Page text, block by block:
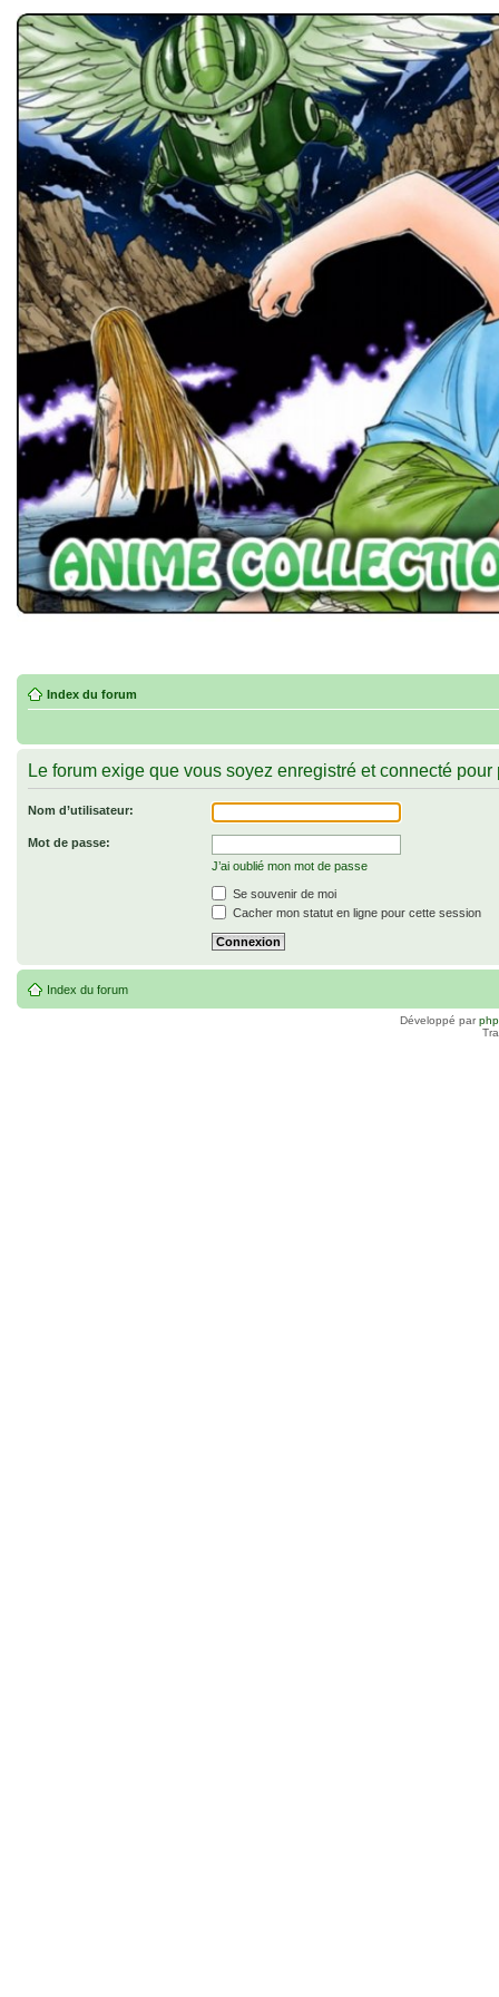
Index du forum
Le forum exige que vous soyez enregistré et connecté
Nom d’utilisateur:
Mot de passe:
J’ai oublié mon mot de passe
Se souvenir de moi
Cacher mon statut en ligne pour cette session
Index du forum
Développé par